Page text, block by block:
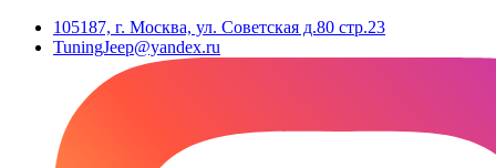
105187, г. Москва, ул. Советская д.80 стр.23
TuningJeep@yandex.ru